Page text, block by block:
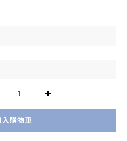
入購物車